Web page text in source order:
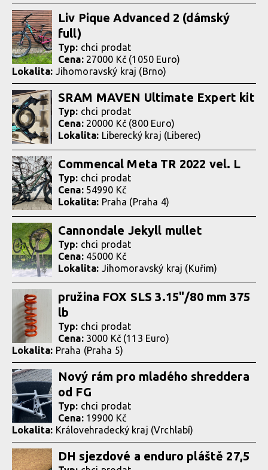
Liv Pique Advanced 2 (dámský
full)
Typ: chci prodat
Cena: 27000 Kč (1050 Euro)
Lokalita: Jihomoravský kraj (Brno)
SRAM MAVEN Ultimate Expert kit
Typ: chci prodat
Cena: 20000 Kč (800 Euro)
Lokalita: Liberecký kraj (Liberec)
Commencal Meta TR 2022 vel. L
Typ: chci prodat
Cena: 54990 Kč
Lokalita: Praha (Praha 4)
Cannondale Jekyll mullet
Typ: chci prodat
Cena: 45000 Kč
Lokalita: Jihomoravský kraj (Kuřim)
pružina FOX SLS 3.15"/80 mm 375
lb
Typ: chci prodat
Cena: 3000 Kč (113 Euro)
Lokalita: Praha (Praha 5)
Nový rám pro mladého shreddera
od FG
Typ: chci prodat
Cena: 19900 Kč
Lokalita: Královehradecký kraj (Vrchlabí)
DH sjezdové a enduro pláště 27,5